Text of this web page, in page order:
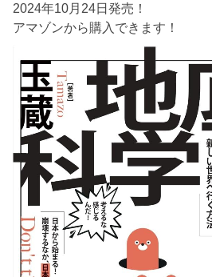
2024年10月24日発売！
アマゾンから購入できます！